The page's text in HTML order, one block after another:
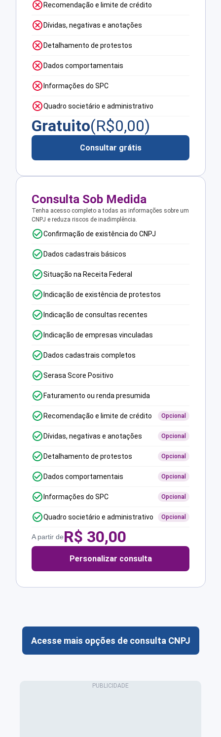
Recomendação e limite de crédito
Dívidas, negativas e anotações
Detalhamento de protestos
Dados comportamentais
Informações do SPC
Quadro societário e administrativo
Gratuito(R$0,00)
Consultar grátis
Consulta Sob Medida
Tenha acesso completo a todas as informações sobre um
CNPJ e reduza riscos de inadimplência.
Confirmação de existência do CNPJ
Dados cadastrais básicos
Situação na Receita Federal
Indicação de existência de protestos
Indicação de consultas recentes
Indicação de empresas vinculadas
Dados cadastrais completos
Serasa Score Positivo
Faturamento ou renda presumida
Recomendação e limite de crédito Opcional
Dívidas, negativas e anotações Opcional
Detalhamento de protestos Opcional
Dados comportamentais Opcional
Informações do SPC Opcional
Quadro societário e administrativo Opcional
A partir deR$ 30,00
Personalizar consulta
Acesse mais opções de consulta CNPJ